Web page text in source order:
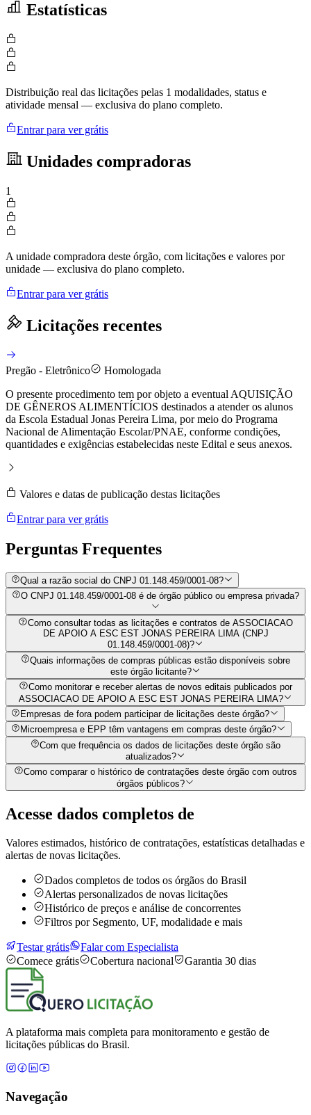
Estatísticas
Distribuição real das licitações pelas 1 modalidades, status e
atividade mensal — exclusiva do plano completo.
Entrar para ver grátis
Unidades compradoras
1
A unidade compradora deste órgão, com licitações e valores por
unidade — exclusiva do plano completo.
Entrar para ver grátis
Licitações recentes
Pregão - Eletrônico
Homologada
O presente procedimento tem por objeto a eventual AQUISIÇÃO
DE GÊNEROS ALIMENTÍCIOS destinados a atender os alunos
da Escola Estadual Jonas Pereira Lima, por meio do Programa
Nacional de Alimentação Escolar/PNAE, conforme condições,
quantidades e exigências estabelecidas neste Edital e seus anexos.
Valores e datas de publicação destas licitações
Entrar para ver grátis
Perguntas Frequentes
Qual a razão social do CNPJ 01.148.459/0001-08?
O CNPJ 01.148.459/0001-08 é de órgão público ou empresa privada?
Como consultar todas as licitações e contratos de ASSOCIACAO
DE APOIO A ESC EST JONAS PEREIRA LIMA (CNPJ
01.148.459/0001-08)?
Quais informações de compras públicas estão disponíveis sobre
este órgão licitante?
Como monitorar e receber alertas de novos editais publicados por
ASSOCIACAO DE APOIO A ESC EST JONAS PEREIRA LIMA?
Empresas de fora podem participar de licitações deste órgão?
Microempresa e EPP têm vantagens em compras deste órgão?
Com que frequência os dados de licitações deste órgão são
atualizados?
Como comparar o histórico de contratações deste órgão com outros
órgãos públicos?
Acesse dados completos de
Valores estimados, histórico de contratações, estatísticas detalhadas e
alertas de novas licitações.
Dados completos de todos os órgãos do Brasil
Alertas personalizados de novas licitações
Histórico de preços e análise de concorrentes
Filtros por Segmento, UF, modalidade e mais
Testar grátis
Falar com Especialista
Comece grátis
Cobertura nacional Garantia 30 dias
A plataforma mais completa para monitoramento e gestão de
licitações públicas do Brasil.
Navegação